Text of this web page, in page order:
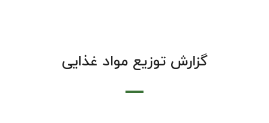
گزارش توزیع مواد غذایی